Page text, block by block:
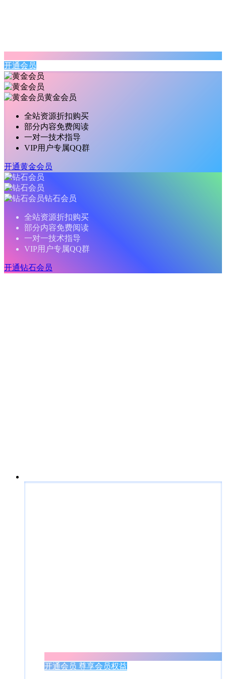
开通会员
黄金会员
全站资源折扣购买
部分内容免费阅读
一对一技术指导
VIP用户专属QQ群
开通黄金会员
钻石会员
全站资源折扣购买
部分内容免费阅读
一对一技术指导
VIP用户专属QQ群
开通钻石会员
开通会员 尊享会员权益